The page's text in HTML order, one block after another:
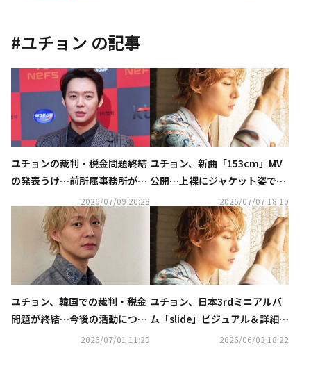
#ユチョン の記事
ユチョンの裁判・税金問題終結
の発表うけ…前所属事務所が反
論「法的紛争は現在も進行中」
2026/07/09 20:28
ユチョン、新曲「153cm」MV
公開…上裸にジャケット姿でパ
フォーマンス披露2026/07/07 18:10
ユチョン、韓国での裁判・税金
問題が終結…今後の活動につい
て本人がコメント2026/07/01 11:29
ユチョン、日本3rdミニアルバ
ム「slide」ビジュアル＆詳細が
2026/06/03 18:22